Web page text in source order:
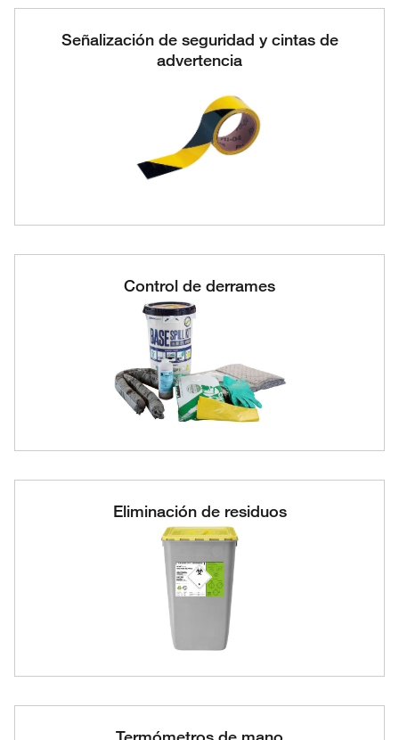
Señalización de seguridad y cintas de
advertencia
Control de derrames
Eliminación de residuos